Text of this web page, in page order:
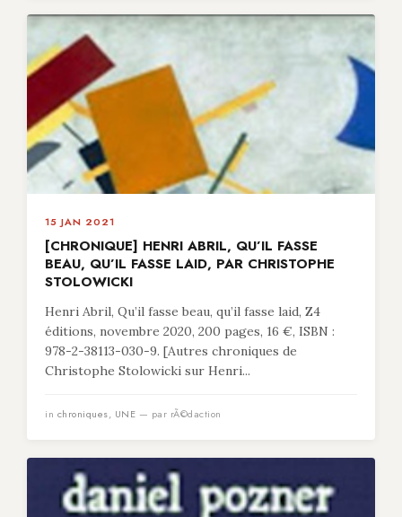
15 JAN 2021
[CHRONIQUE] HENRI ABRIL, QU’IL FASSE
BEAU, QU’IL FASSE LAID, PAR CHRISTOPHE
STOLOWICKI
Henri Abril, Qu’il fasse beau, qu’il fasse laid, Z4
éditions, novembre 2020, 200 pages, 16 €, ISBN :
978-2-38113-030-9. [Autres chroniques de
Christophe Stolowicki sur Henri...
in chroniques, UNE — par rÃ©daction